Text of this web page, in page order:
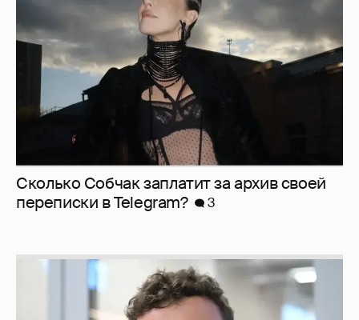
Сколько Собчак заплатит за архив своей
перeписки в Telegram?
3